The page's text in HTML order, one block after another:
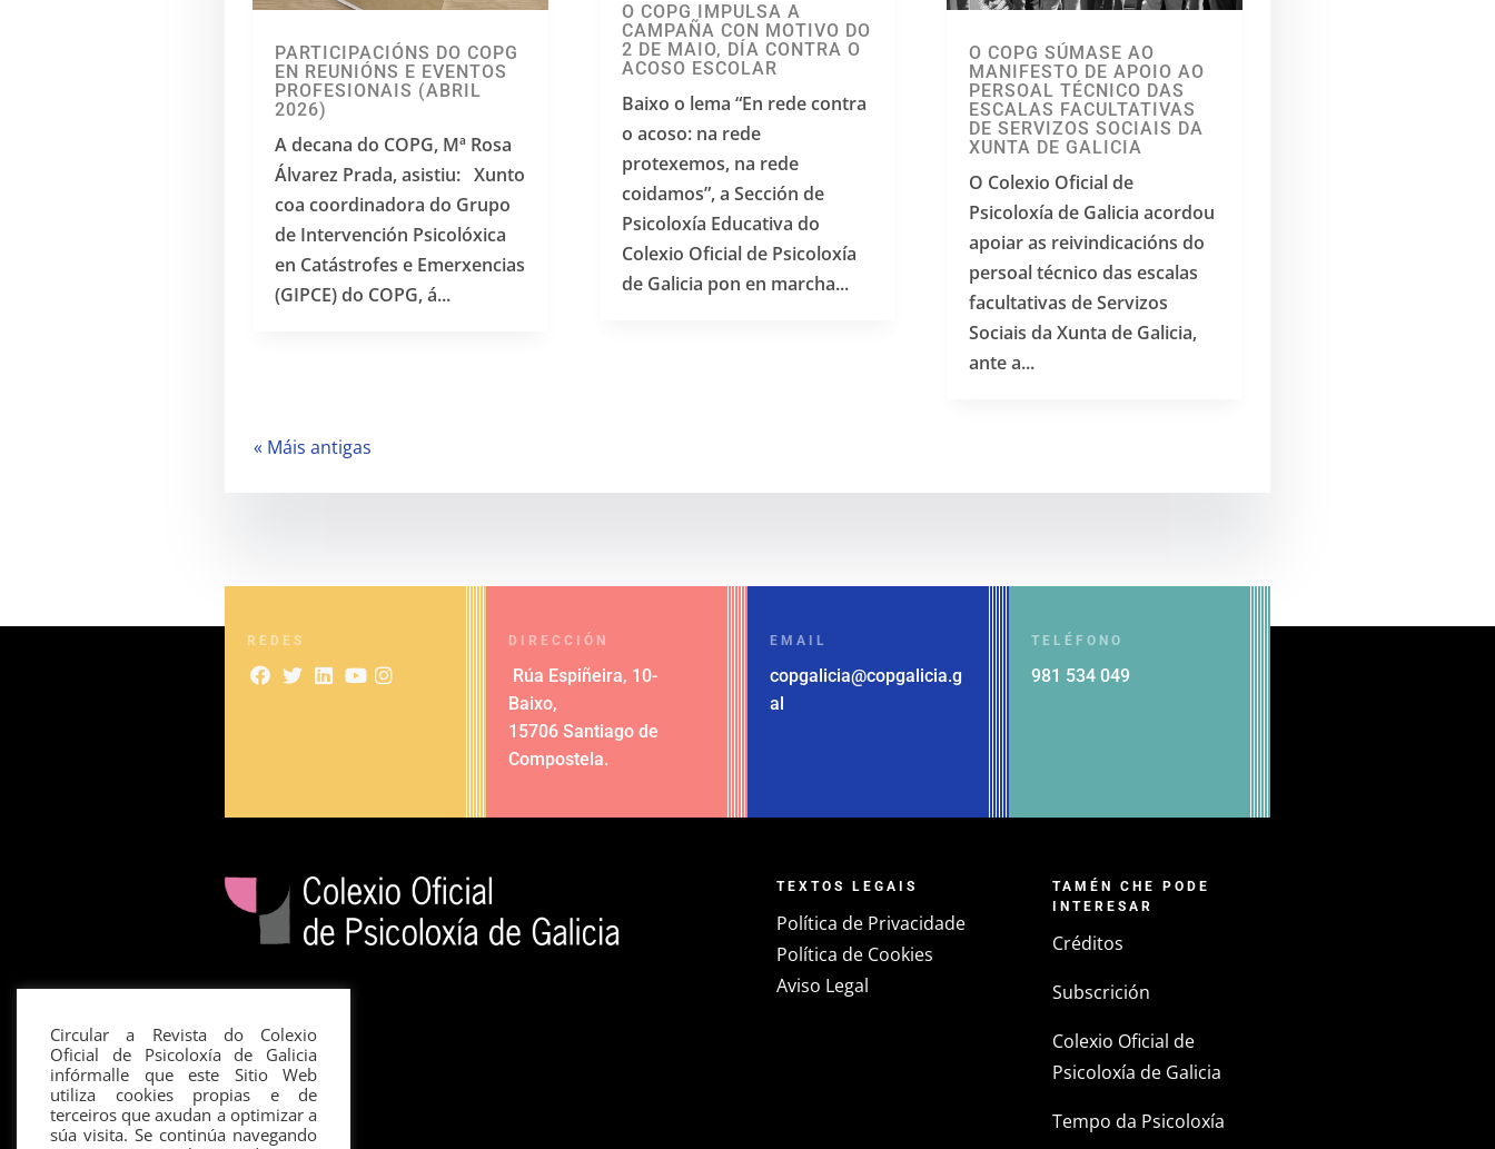
PARTICIPACIÓNS DO COPG
EN REUNIÓNS E EVENTOS
PROFESIONAIS (ABRIL
2026)
A decana do COPG, Mª Rosa
Álvarez Prada, asistiu: Xunto
coa coordinadora do Grupo
de Intervención Psicolóxica
en Catástrofes e Emerxencias
(GIPCE) do COPG, á...
O COPG IMPULSA A
CAMPAÑA CON MOTIVO DO
2 DE MAIO, DÍA CONTRA O
ACOSO ESCOLAR
Baixo o lema “En rede contra
o acoso: na rede
protexemos, na rede
coidamos”, a Sección de
Psicoloxía Educativa do
Colexio Oficial de Psicoloxía
de Galicia pon en marcha...
O COPG SÚMASE AO
MANIFESTO DE APOIO AO
PERSOAL TÉCNICO DAS
ESCALAS FACULTATIVAS
DE SERVIZOS SOCIAIS DA
XUNTA DE GALICIA
O Colexio Oficial de
Psicoloxía de Galicia acordou
apoiar as reivindicacións do
persoal técnico das escalas
facultativas de Servizos
Sociais da Xunta de Galicia,
ante a...
« Máis antigas
REDES DIRECCIÓN
Rúa Espiñeira, 10-
Baixo,
15706 Santiago de
Compostela.
EMAIL
copgalicia@copgalicia.g
al
TELÉFONO
981 534 049
TEXTOS LEGAIS
Política de Privacidade
Política de Cookies
Aviso Legal
TAMÉN CHE PODE
INTERESAR
Créditos
Subscrición
Colexio Oficial de
Psicoloxía de Galicia
Tempo da Psicoloxía
Circular a Revista do Colexio
Oficial de Psicoloxía de Galicia
infórmalle que este Sitio Web
utiliza cookies propias e de
terceiros que axudan a optimizar a
súa visita. Se continúa navegando